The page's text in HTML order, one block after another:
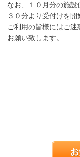
なお、１０月分の施設
３０分より受付けを開
ご利用の皆様にはご迷
お願い致します。